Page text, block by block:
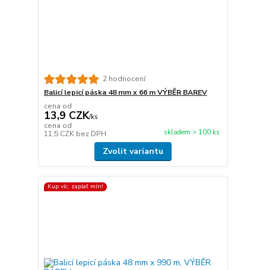
2 hodnocení
Balicí lepicí páska 48 mm x 66 m VÝBĚR BAREV
cena od
13,9 CZK/ks
cena od
11,5 CZK bez DPH skladem > 100 ks
Zvolit variantu
Kup víc, zaplať mín!